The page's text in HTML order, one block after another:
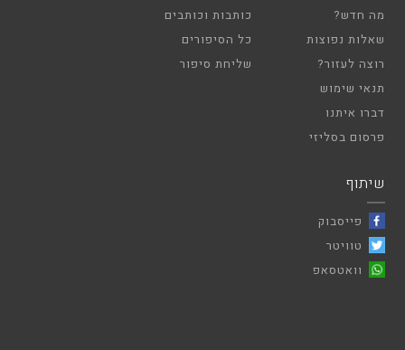
מה חדש?
שאלות נפוצות
רוצה לעזור?
תנאי שימוש
דברו איתנו
פרסום בסליזי
כותבות וכותבים
כל הסיפורים
שליחת סיפור
שיתוף
פייסבוק
טוויטר
וואטסאפ